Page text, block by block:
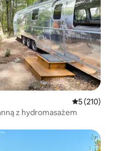
Średnia
5 (210)
z hydromasażem
gości